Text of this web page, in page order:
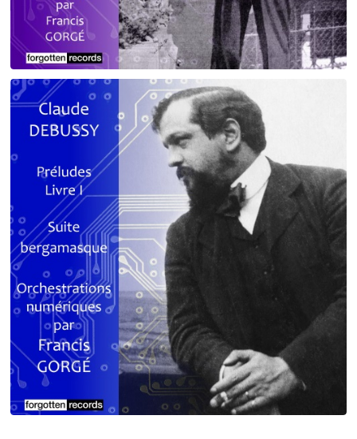
Debussy - Schmitt - Ravel
orchestrations numériques par Francis Gorgé